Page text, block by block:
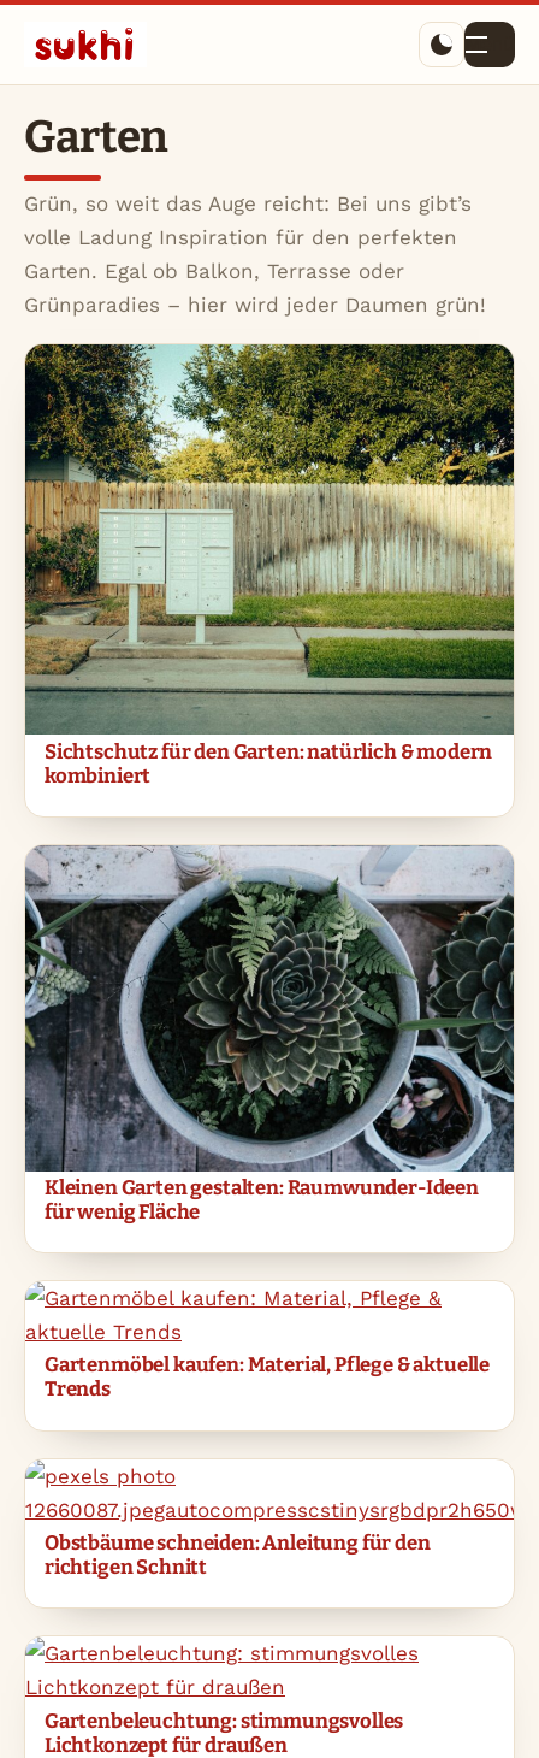
Menü
Garten
Grün, so weit das Auge reicht: Bei uns gibt’s
volle Ladung Inspiration für den perfekten
Garten. Egal ob Balkon, Terrasse oder
Grünparadies – hier wird jeder Daumen grün!
Sichtschutz für den Garten: natürlich & modern
kombiniert
Kleinen Garten gestalten: Raumwunder-Ideen
für wenig Fläche
Gartenmöbel kaufen: Material, Pflege & aktuelle
Trends
Obstbäume schneiden: Anleitung für den
richtigen Schnitt
Gartenbeleuchtung: stimmungsvolles
Lichtkonzept für draußen